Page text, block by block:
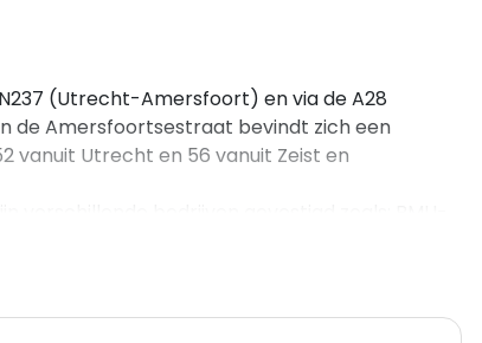
(Utrecht-Amersfoort) en via de A28
de Amersfoortsestraat bevindt zich een
vanuit Utrecht en 56 vanuit Zeist en
heeft een veelheid aan bedrijven van